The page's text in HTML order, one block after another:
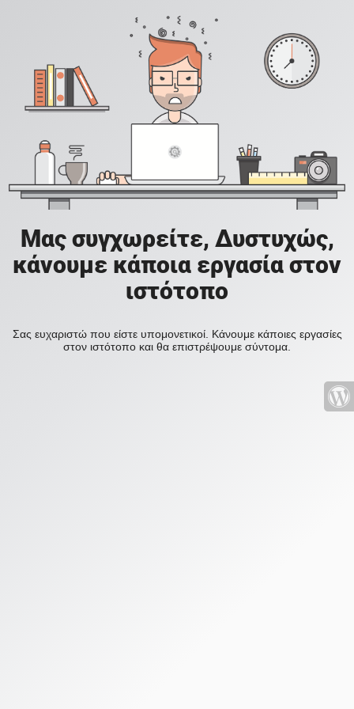
Μας συγχωρείτε, Δυστυχώς,
κάνουμε κάποια εργασία στον
ιστότοπο
Σας ευχαριστώ που είστε υπομονετικοί. Κάνουμε κάποιες εργασίες
στον ιστότοπο και θα επιστρέψουμε σύντομα.